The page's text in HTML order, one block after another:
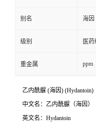
别名 海因
级别 医药
重金属 ppm
乙内酰脲 (海因) (Hydantoin)
中文名：乙内酰脲（海因）
英文名： Hydantoin